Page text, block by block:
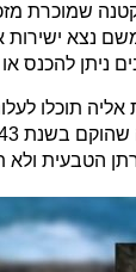
שמוכרת
ניתן להכנס
תוכלו
הטבעית ולא